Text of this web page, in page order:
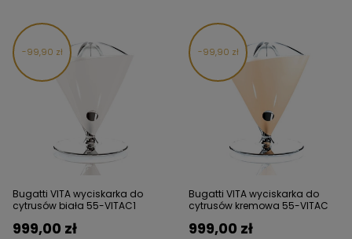
99,90 zł
Bugatti VITA wyciskarka do
cytrusów biała 55-VITAC1
999,00 zł
99,90 zł
Bugatti VITA wyciskarka do
cytrusów kremowa 55-VITAC
999,00 zł